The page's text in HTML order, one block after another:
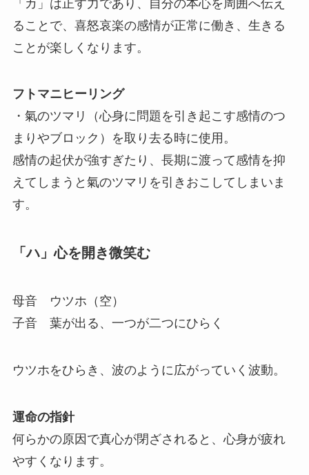
「カ」は正す力であり、自分の本心を周囲へ伝え
ることで、喜怒哀楽の感情が正常に働き、生きる
ことが楽しくなります。
フトマニヒーリング
・氣のツマリ（心身に問題を引き起こす感情のつ
まりやブロック）を取り去る時に使用。
感情の起伏が強すぎたり、長期に渡って感情を抑
えてしまうと氣のツマリを引きおこしてしまいま
す。
「ハ」心を開き微笑む
母音 ウツホ（空）
子音 葉が出る、一つが二つにひらく
ウツホをひらき、波のように広がっていく波動。
運命の指針
何らかの原因で真心が閉ざされると、心身が疲れ
やすくなります。